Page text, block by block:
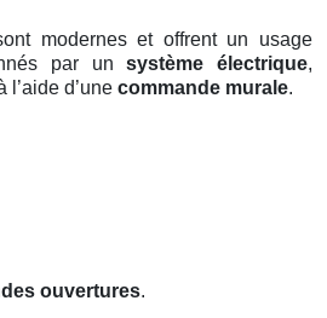
modernes et offrent un usage
par unsystème électrique,
l’aide d’une commande murale.
ouvertures.